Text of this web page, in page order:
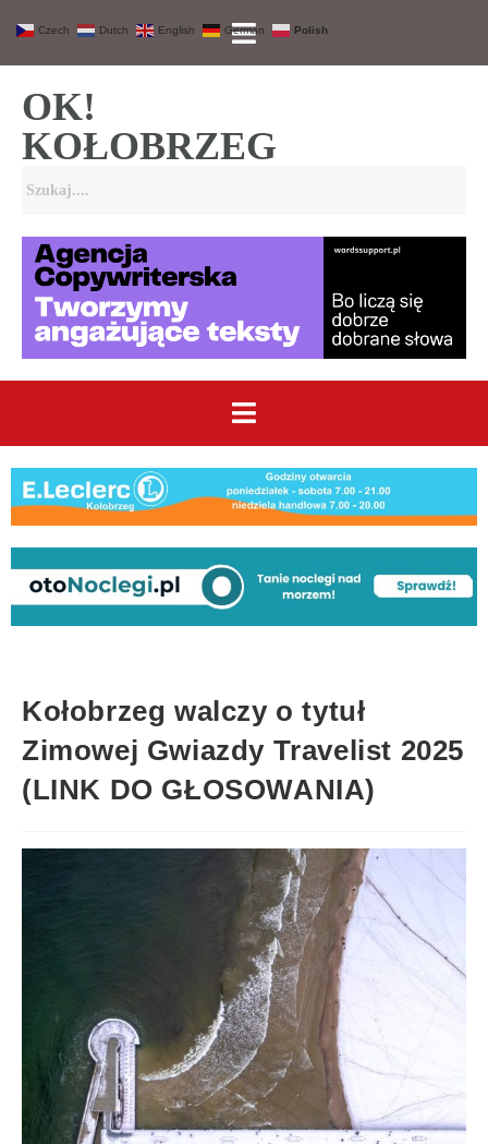
OK!
KOŁOBRZEG
Kołobrzeg walczy o tytuł
Zimowej Gwiazdy Travelist 2025
(LINK DO GŁOSOWANIA)
Czech Dutch English German Polish